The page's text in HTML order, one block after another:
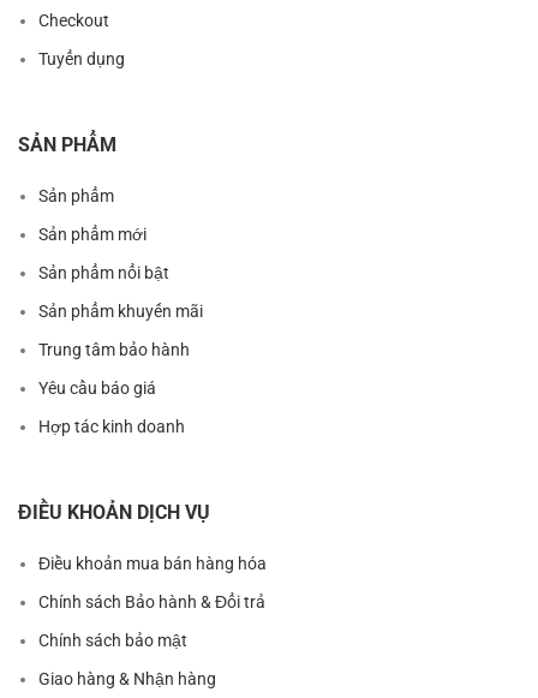
Checkout
Tuyển dụng
SẢN PHẨM
Sản phẩm
Sản phẩm mới
Sản phẩm nổi bật
Sản phẩm khuyến mãi
Trung tâm bảo hành
Yêu cầu báo giá
Hợp tác kinh doanh
ĐIỀU KHOẢN DỊCH VỤ
Điều khoản mua bán hàng hóa
Chính sách Bảo hành & Đổi trả
Chính sách bảo mật
Giao hàng & Nhận hàng